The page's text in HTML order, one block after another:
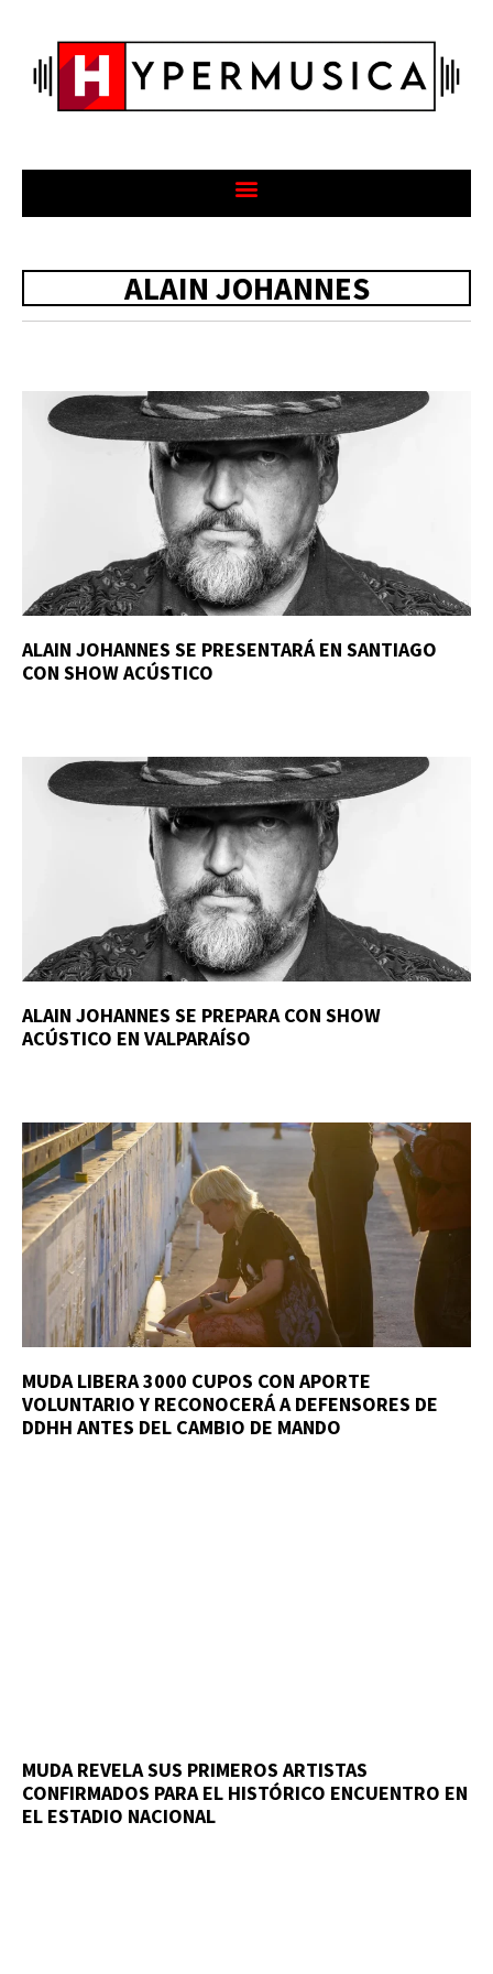
ALAIN JOHANNES
ALAIN JOHANNES SE PRESENTARÁ EN SANTIAGO
CON SHOW ACÚSTICO
ALAIN JOHANNES SE PREPARA CON SHOW
ACÚSTICO EN VALPARAÍSO
MUDA LIBERA 3000 CUPOS CON APORTE
VOLUNTARIO Y RECONOCERÁ A DEFENSORES DE
DDHH ANTES DEL CAMBIO DE MANDO
MUDA REVELA SUS PRIMEROS ARTISTAS
CONFIRMADOS PARA EL HISTÓRICO ENCUENTRO EN
EL ESTADIO NACIONAL